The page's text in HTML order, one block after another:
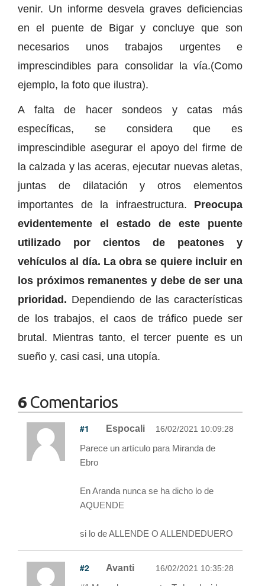
venir. Un informe desvela graves deficiencias
en el puente de Bigar y concluye que son
necesarios unos trabajos urgentes e
imprescindibles para consolidar la vía.(Como
ejemplo, la foto que ilustra).
A falta de hacer sondeos y catas más
específicas, se considera que es
imprescindible asegurar el apoyo del firme de
la calzada y las aceras, ejecutar nuevas aletas,
juntas de dilatación y otros elementos
importantes de la infraestructura. Preocupa
evidentemente el estado de este puente
utilizado por cientos de peatones y
vehículos al día. La obra se quiere incluir en
los próximos remanentes y debe de ser una
prioridad. Dependiendo de las características
de los trabajos, el caos de tráfico puede ser
brutal. Mientras tanto, el tercer puente es un
sueño y, casi casi, una utopía.
6 Comentarios
#1 Espocali 16/02/2021 10:09:28
Parece un artículo para Miranda de
Ebro
En Aranda nunca se ha dicho lo de
AQUENDE
si lo de ALLENDE O ALLENDEDUERO
#2 Avanti 16/02/2021 10:35:28